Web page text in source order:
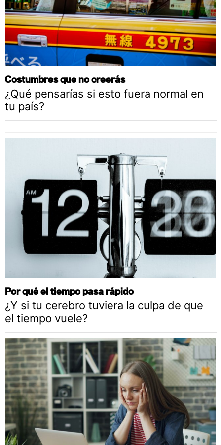
Costumbres que no creerás
¿Qué pensarías si esto fuera normal en
tu país?
Por qué el tiempo pasa rápido
¿Y si tu cerebro tuviera la culpa de que
el tiempo vuele?